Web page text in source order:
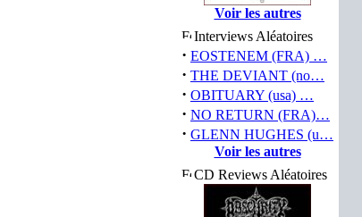
Voir les autres
Interviews Aléatoires
· EOSTENEM (FRA) …
· THE DEVIANT (no…
· OBITUARY (usa) …
· NO RETURN (FRA)…
· GLENN HUGHES (u…
Voir les autres
CD Reviews Aléatoires